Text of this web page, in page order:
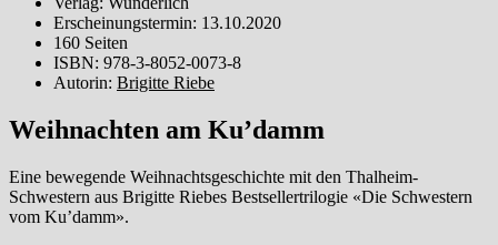
Erscheinungstermin: 13.10.2020
160 Seiten
ISBN: 978-3-8052-0073-8
Autorin: Brigitte Riebe
Weihnachten am Ku’damm
Eine bewegende Weihnachtsgeschichte mit den Thalheim-
Schwestern aus Brigitte Riebes Bestsellertrilogie «Die Schwestern
vom Ku’damm».